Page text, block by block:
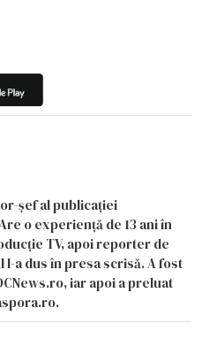
șef al publicației
o experiență de 13 ani în
TV, apoi reporter de
a dus în presa scrisă. A fost
iar apoi a preluat